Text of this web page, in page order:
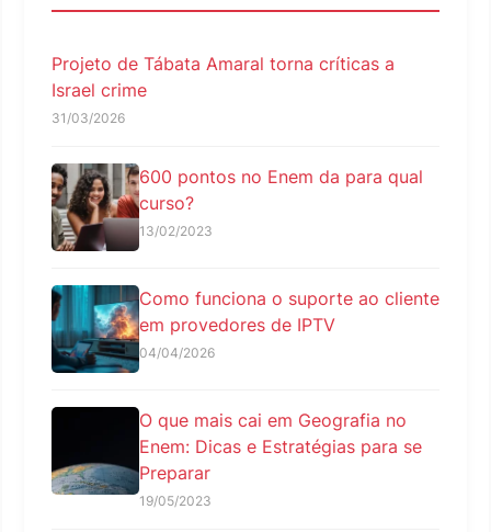
Projeto de Tábata Amaral torna críticas a
Israel crime
31/03/2026
600 pontos no Enem da para qual
curso?
13/02/2023
Como funciona o suporte ao cliente
em provedores de IPTV
04/04/2026
O que mais cai em Geografia no
Enem: Dicas e Estratégias para se
Preparar
19/05/2023